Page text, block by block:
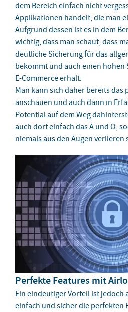
dem Bereich einfach nicht
Applikationen handelt, die man
Aufgrund dessen ist es in dem
wichtig, dass man schaut, dass
deutliche Sicherung für das
bekommt und auch einen hohen
E-Commerce erhält.
Man kann sich daher bereits das
anschauen und auch dann in
Potential auf dem Weg
auch dort einfach das A und O,
niemals aus den Augen verlieren
Perfekte Features mit
Ein eindeutiger Vorteil ist jedoch
einfach und sicher die perfekten